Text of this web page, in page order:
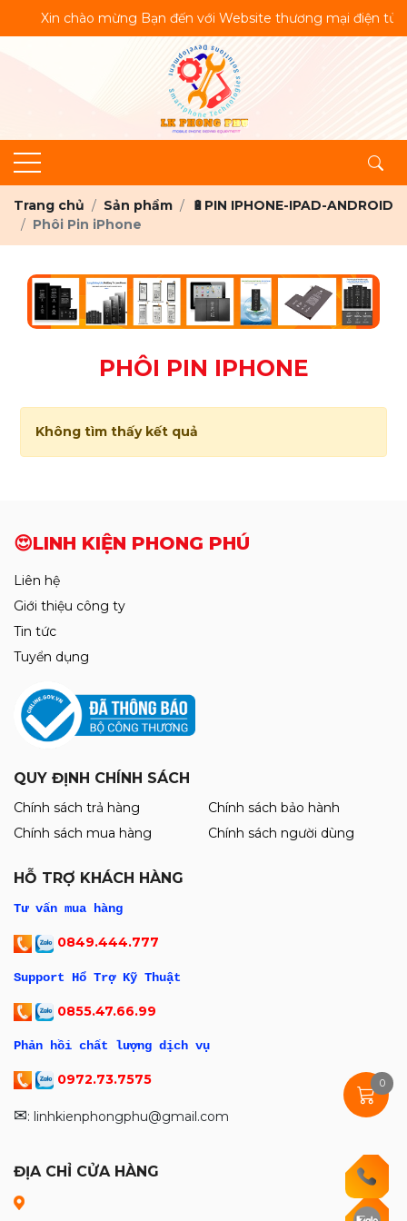
Xin chào mừng Bạn đến với Website thương mại điện tử.
Trang chủ Sản phẩm
🔋PIN IPHONE-IPAD-ANDROID
Phôi Pin iPhone
PHÔI PIN IPHONE
Không tìm thấy kết quả
😍LINH KIỆN PHONG PHÚ
Liên hệ
Giới thiệu công ty
Tin tức
Tuyển dụng
QUY ĐỊNH CHÍNH SÁCH
Chính sách trả hàng
Chính sách bảo hành
Chính sách mua hàng
Chính sách người dùng
HỖ TRỢ KHÁCH HÀNG
Tư vấn mua hàng
0849.444.777
Support Hổ Trợ Kỹ Thuật
0855.47.66.99
Phản hồi chất lượng dịch vụ
0972.73.7575
✉: linhkienphongphu@gmail.com
ĐỊA CHỈ CỬA HÀNG
0